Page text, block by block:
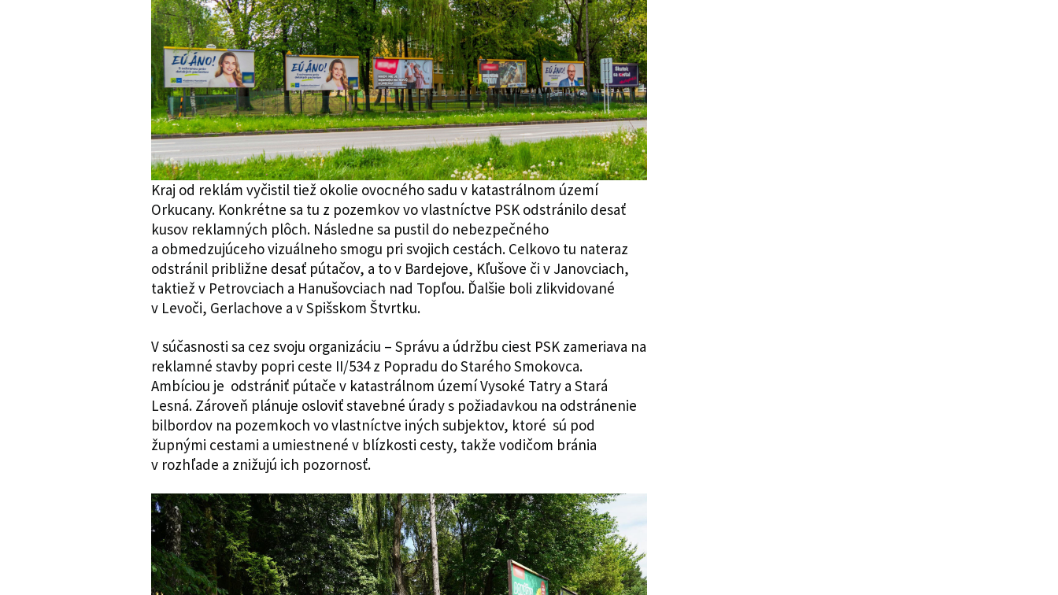
Kraj od reklám vyčistil tiež okolie ovocného sadu v katastrálnom území
Orkucany. Konkrétne sa tu z pozemkov vo vlastníctve PSK odstránilo desať
kusov reklamných plôch. Následne sa pustil do nebezpečného
a obmedzujúceho vizuálneho smogu pri svojich cestách. Celkovo tu nateraz
odstránil približne desať pútačov, a to v Bardejove, Kľušove či v Janovciach,
taktiež v Petrovciach a Hanušovciach nad Topľou. Ďalšie boli zlikvidované
v Levoči, Gerlachove a v Spišskom Štvrtku.
V súčasnosti sa cez svoju organizáciu – Správu a údržbu ciest PSK zameriava na
reklamné stavby popri ceste II/534 z Popradu do Starého Smokovca.
Ambíciou je odstrániť pútače v katastrálnom území Vysoké Tatry a Stará
Lesná. Zároveň plánuje osloviť stavebné úrady s požiadavkou na odstránenie
bilbordov na pozemkoch vo vlastníctve iných subjektov, ktoré sú pod
župnými cestami a umiestnené v blízkosti cesty, takže vodičom bránia
v rozhľade a znižujú ich pozornosť.